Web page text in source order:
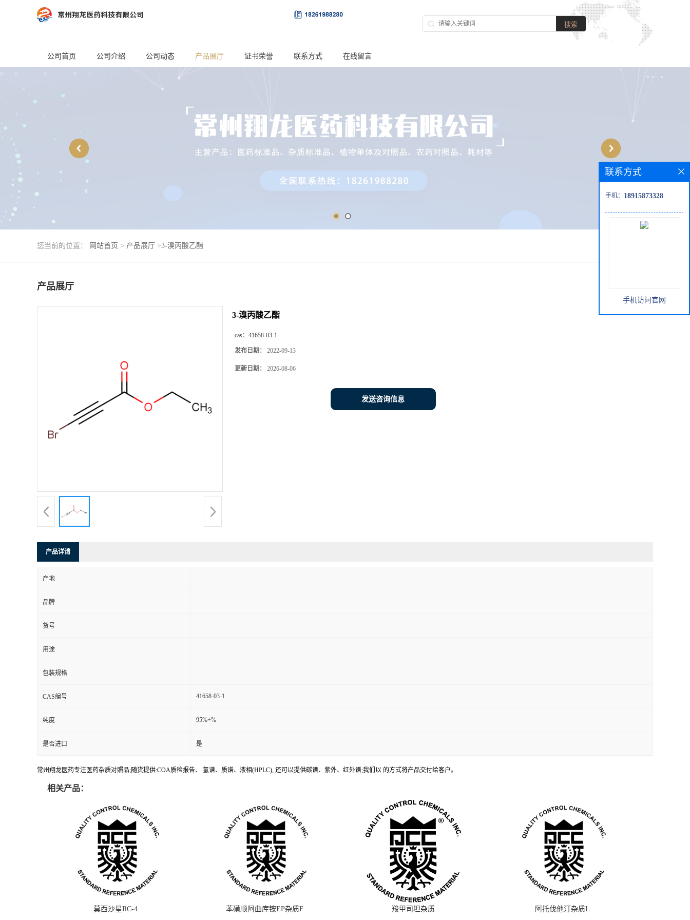
公司首页 公司介绍 公司动态 产品展厅 证书荣誉 联系方式 在线留言
您当前的位置： 网站首页 > 产品展厅 >3-溴丙酸乙酯
产品展厅
3-溴丙酸乙酯
cas： 41658-03-1
发布日期： 2022-09-13
更新日期： 2026-08-06
发送咨询信息
产品详请
产地
品牌
货号
用途
包装规格
CAS编号 41658-03-1
纯度 95%+%
是否进口 是
常州翔龙医药专注医药杂质对照品;随货提供:COA质检报告、 氢谱、质谱、液相(HPLC), 还可以提供碳谱、紫外、红外谱;我们以 的方式将产品交付给客户。
相关产品：
莫西沙星RC-4 苯磺顺阿曲库铵EP杂质F 羧甲司坦杂质 阿托伐他汀杂质L
联系方式
手机： 18915873328
手机访问官网